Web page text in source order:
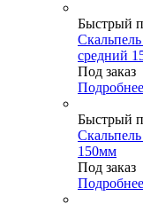
Быстрый
средний
Под заказ
Подробнее
Быстрый
150мм
Под заказ
Подробнее